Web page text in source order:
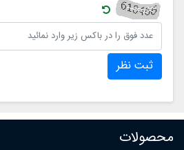
ثبت نظر
محصولات